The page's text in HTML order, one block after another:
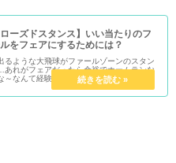
ローズドスタンス】いい当たりのフ
をフェアにするためには？
るような大飛球がファールゾーンのスタン
あれがフェアだったら余裕でホームランな
～なんて経験ありませんか？そうなんです
一番飛距離が出るポイントはファールにな
いんです。クローズドスタンスにしたらそ